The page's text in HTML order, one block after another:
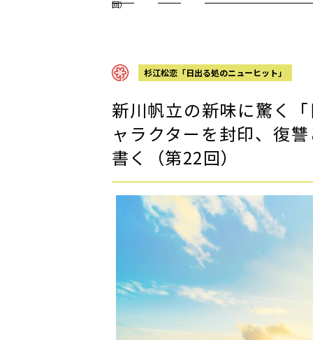
回）
杉江松恋「日出る処のニューヒット」
新川帆立の新味に驚く
ャラクターを封印、復
書く（第22回）